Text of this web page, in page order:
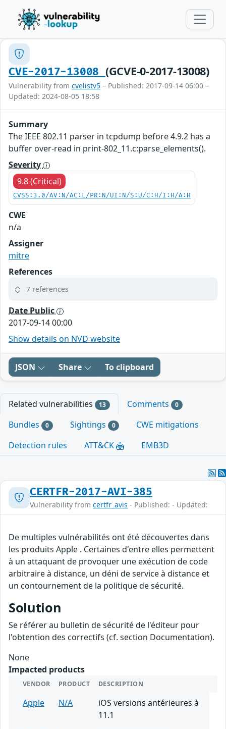
CVE-2017-13008 (GCVE-0-2017-13008)
Vulnerability from cvelistv5 – Published: 2017-09-14 06:00 –
Updated: 2024-08-05 18:58
Summary
The IEEE 802.11 parser in tcpdump before 4.9.2 has a
buffer over-read in print-802_11.c:parse_elements().
Severity
9.8 (Critical)
CVSS:3.0/AV:N/AC:L/PR:N/UI:N/S:U/C:H/I:H/A:H
CWE
n/a
Assigner
mitre
References
7 references
Date Public
2017-09-14 00:00
Show details on NVD website
JSON Share To clipboard
Related vulnerabilities 13 Comments 0
Bundles 0 Sightings 0
CWE mitigations
Detection rules
ATT&CK EMB3D
CERTFR-2017-AVI-385
Vulnerability from certfr_avis - Published: - Updated:
De multiples vulnérabilités ont été découvertes dans
les produits Apple . Certaines d'entre elles permettent
à un attaquant de provoquer une exécution de code
arbitraire à distance, un déni de service à distance et
un contournement de la politique de sécurité.
Solution
Se référer au bulletin de sécurité de l'éditeur pour
l'obtention des correctifs (cf. section Documentation).
None
Impacted products
VENDOR PRODUCT DESCRIPTION
Apple N/A
iOS versions antérieures à
11.1